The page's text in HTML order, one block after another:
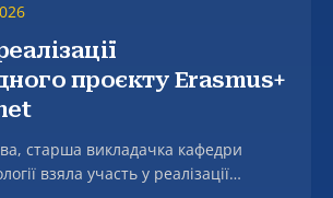
проєкту Erasmus+
старша викладачка кафедри
взяла участь у реалізації